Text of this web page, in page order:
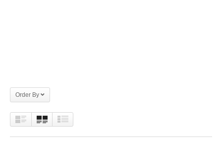
Order By